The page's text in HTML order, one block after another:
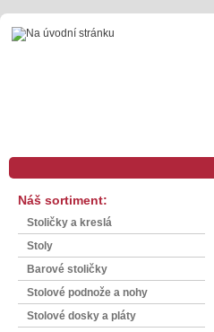
Náš sortiment:
Stoličky a kreslá
Stoly
Barové stoličky
Stolové podnože a nohy
Stolové dosky a pláty